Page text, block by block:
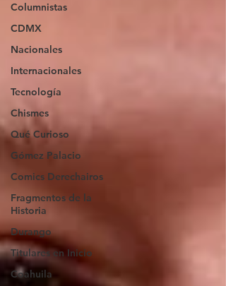
Columnistas
CDMX
Nacionales
Internacionales
Tecnología
Chismes
Qué Curioso
Gómez Palacio
Comics Derechairos
Fragmentos de la
Historia
Durango
Titulares en Inicio
Coahuila